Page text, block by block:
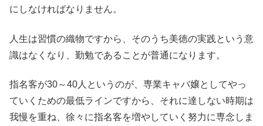
にしなければなりません。
人生は習慣の織物ですから、そのうち美徳の実践という意
識はなくなり、勤勉であることが普通になります。
指名客が30～40人というのが、専業キャバ嬢としてやっ
ていくための最低ラインですから、それに達しない時期は
我慢を重ね、徐々に指名客を増やしていく努力に専念しま